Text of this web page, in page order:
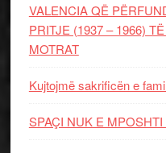
VALENCIA QË
PRITJE (1937 – 1966)
MOTRAT
Kujtojmë sakrificën e
SPAÇI NUK E